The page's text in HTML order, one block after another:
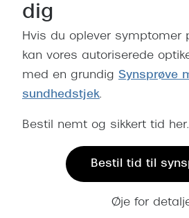
dig
Hvis du oplever symptomer
kan vores autoriserede
med en grundig Synsprøve
sundhedstjek.
Bestil nemt og sikkert tid her.
Bestil tid til
Øje for